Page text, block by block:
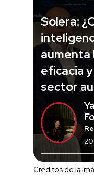
Solera:
aumenta
eficacia
sector
Créditos de la